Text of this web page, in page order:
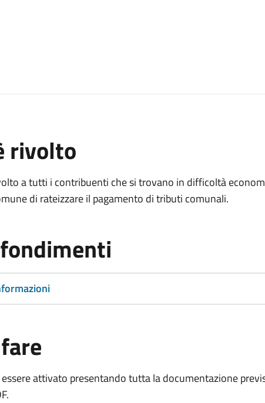
rivolto
a tutti i contribuenti che si trovano in difficoltà
di rateizzare il pagamento di tributi comunali.
attivato presentando tutta la documentazione